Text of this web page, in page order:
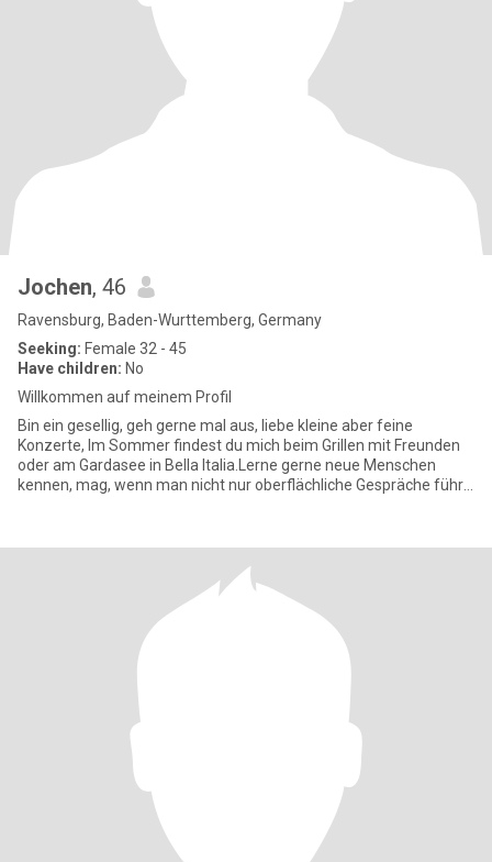
Jochen, 46
Ravensburg, Baden-Wurttemberg, Germany
Seeking: Female 32 - 45
Have children: No
Willkommen auf meinem Profil
Bin ein gesellig, geh gerne mal aus, liebe kleine aber feine
Konzerte, Im Sommer findest du mich beim Grillen mit Freunden
oder am Gardasee in Bella Italia.Lerne gerne neue Menschen
kennen, mag, wenn man nicht nur oberflächliche Gespräche führt,